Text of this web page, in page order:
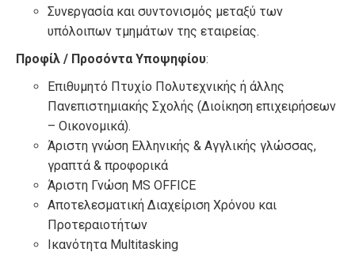
Συνεργασία και συντονισμός μεταξύ των
υπόλοιπων τμημάτων της εταιρείας.
Προφίλ / Προσόντα Υποψηφίου:
Επιθυμητό Πτυχίο Πολυτεχνικής ή άλλης
Πανεπιστημιακής Σχολής (Διοίκηση επιχειρήσεων
– Οικονομικά).
Άριστη γνώση Ελληνικής & Αγγλικής γλώσσας,
γραπτά & προφορικά
Άριστη Γνώση MS OFFICE
Aποτελεσματική Διαχείριση Χρόνου και
Προτεραιοτήτων
Ικανότητα Multitasking